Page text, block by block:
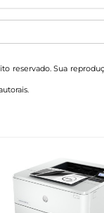
reservado. Sua
.